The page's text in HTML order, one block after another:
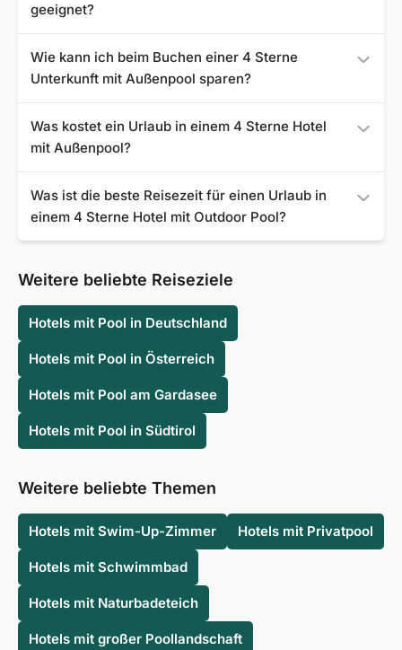
geeignet?
Familien mit Kindern und Alleinreisende, die Wert auf
Komfort und Bademöglichkeiten unter freiem Himmel
legen.
Wie kann ich beim Buchen einer 4 Sterne
Unterkunft mit Außenpool sparen?
frühzeitig buchen, in der Nebensaison verreisen oder
unsere Last-Minute-Angebote nutzen.
Was kostet ein Urlaub in einem 4 Sterne Hotel
mit Außenpool?
Fit Reisen bereits ab 31 € buchen.
Was ist die beste Reisezeit für einen Urlaub in
einem 4 Sterne Hotel mit Outdoor Pool?
Anfang Juni bis Mitte September, in wärmeren Regionen
sorgt selbstverständlich für ganzjährigen Badespaß. In
den Tropen mit konstant hohen Temperaturen beschert
die Trockenzeit das passende Wetter für
Weitere beliebte Reiseziele
Hotels mit Pool in Deutschland
Hotels mit Pool in Österreich
Hotels mit Pool am Gardasee
Hotels mit Pool in Südtirol
Weitere beliebte Themen
Hotels mit Swim-Up-Zimmer Hotels mit Privatpool
Hotels mit Schwimmbad
Hotels mit Naturbadeteich
Hotels mit großer Poollandschaft